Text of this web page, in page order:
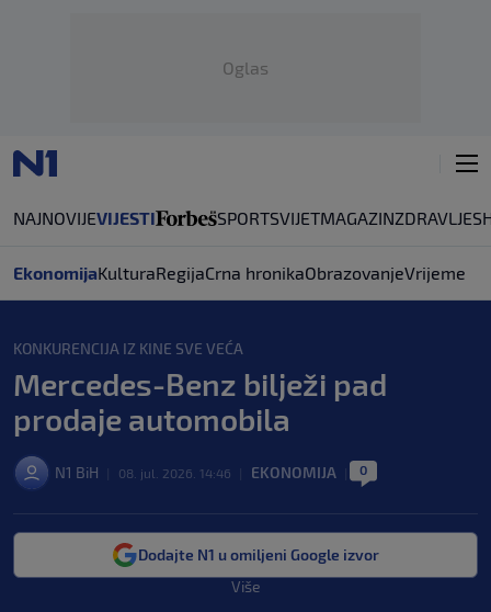
Oglas
NAJNOVIJEVIJESTI SPORTSVIJETMAGAZINZDRAVLJE
EkonomijaKulturaRegijaCrna hronikaObrazovanjeVrijeme
KONKURENCIJA IZ KINE SVE VEĆA
Mercedes-Benz bilježi pad
prodaje automobila
N1 BiH 08. jul. 2026. 14:46 EKONOMIJA 0
Dodajte N1 u omiljeni Google izvor
Više